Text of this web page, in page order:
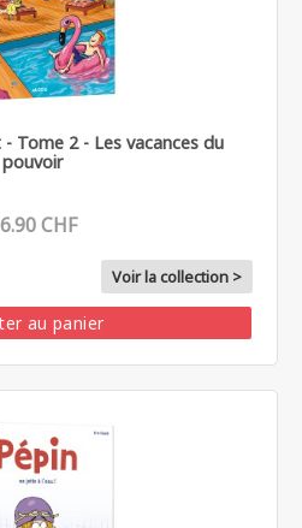
Tome 2 - Les vacances du
pouvoir
CHF
Voir la collection >
au panier